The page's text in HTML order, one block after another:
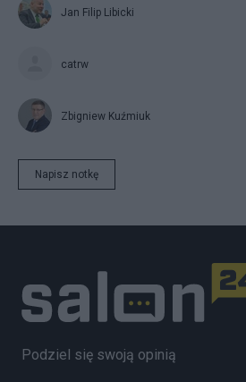
Jan Filip Libicki
catrw
Zbigniew Kuźmiuk
Napisz notkę
Podziel się swoją opinią